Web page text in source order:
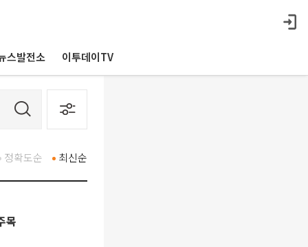
스발전소 이투데이TV
최신순
정확도순
목